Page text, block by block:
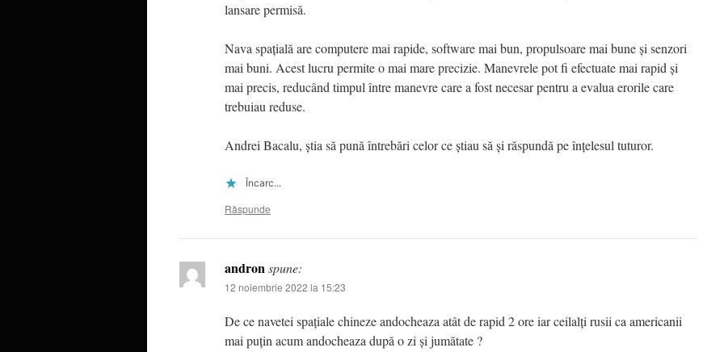
lansare permisă.
Nava spațială are computere mai rapide, software mai bun, propulsoare mai bune și senzori
mai buni. Acest lucru permite o mai mare precizie. Manevrele pot fi efectuate mai rapid și
mai precis, reducând timpul între manevre care a fost necesar pentru a evalua erorile care
trebuiau reduse.
Andrei Bacalu, știa să pună întrebări celor ce știau să și răspundă pe înțelesul tuturor.
Încarc...
Răspunde
andronspune:
12 noiembrie 2022 la 15:23
De ce navetei spațiale chineze andocheaza atât de rapid 2 ore iar ceilalți rusii ca americanii
mai puțin acum andocheaza după o zi și jumătate ?